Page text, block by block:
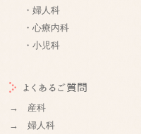
・婦人科
・心療内科
・小児科
よくあるご質問
→ 産科
→ 婦人科